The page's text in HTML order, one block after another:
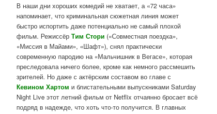
В наши дни хороших комедий не хватает, а «72 часа»
напоминает, что криминальная сюжетная линия может
быстро испортить даже потенциально не самый плохой
фильм. РежиссёрТим Стори («Совместная поездка»,
«Миссия в Майами», «Шафт»), снял практически
современную пародию на «Мальчишник в Вегасе», которая
преследовала ничего более, кроме как немного рассмешить
зрителей. Но даже с актёрским составом во главе с
Кевином Хартом и блистательными выпускниками Saturday
Night Live этот летний фильм от Netflix отчаянно бросает всё
подряд в надежде, что хоть что-то получится. В главных